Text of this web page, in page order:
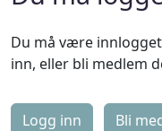
Du må være
inn, eller bli medlem
Logg inn